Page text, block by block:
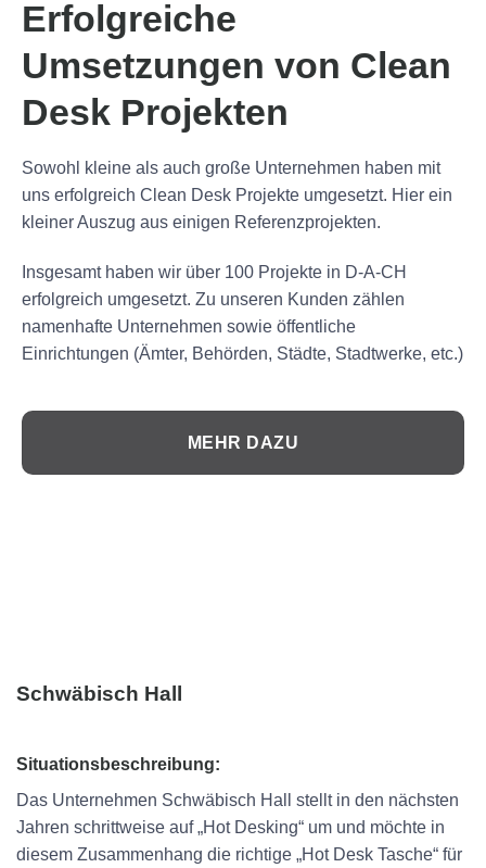
Erfolgreiche
Umsetzungen von Clean
Desk Projekten
Sowohl kleine als auch große Unternehmen haben mit
uns erfolgreich Clean Desk Projekte umgesetzt. Hier ein
kleiner Auszug aus einigen Referenzprojekten.
Insgesamt haben wir über 100 Projekte in D-A-CH
erfolgreich umgesetzt. Zu unseren Kunden zählen
namenhafte Unternehmen sowie öffentliche
Einrichtungen (Ämter, Behörden, Städte, Stadtwerke, etc.)
MEHR DAZU
Schwäbisch Hall
Situationsbeschreibung:
Das Unternehmen Schwäbisch Hall stellt in den nächsten
Jahren schrittweise auf „Hot Desking“ um und möchte in
diesem Zusammenhang die richtige „Hot Desk Tasche“ für